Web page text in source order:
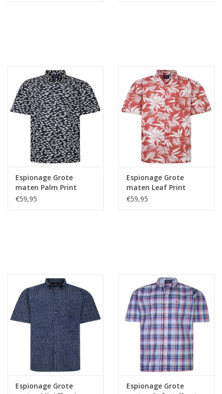
Espionage Grote
maten Palm Print
Overhemd
€59,95
Espionage Grote
maten Leaf Print
Overhemd
€59,95
Espionage Grote
Espionage Grote